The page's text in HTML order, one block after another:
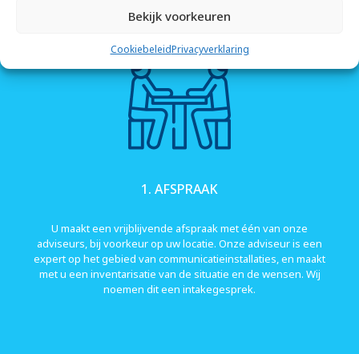
Bekijk voorkeuren
CookiebeleidPrivacyverklaring
1. AFSPRAAK
U maakt een vrijblijvende afspraak met één van onze
adviseurs, bij voorkeur op uw locatie. Onze adviseur is een
expert op het gebied van communicatieinstallaties, en maakt
met u een inventarisatie van de situatie en de wensen. Wij
noemen dit een intakegesprek.